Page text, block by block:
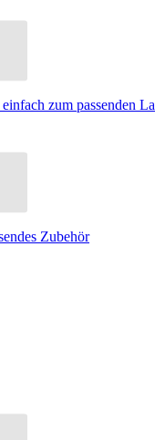
zum passenden
Zubehör